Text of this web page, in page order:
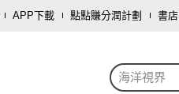
APP下載 點點賺分潤計劃 書店
海洋視界